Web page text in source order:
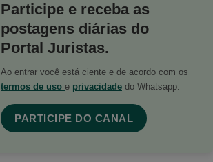
Participe e receba as
postagens diárias do
Portal Juristas.
Ao entrar você está ciente e de acordo com os
termos de uso e privacidade do Whatsapp.
PARTICIPE DO CANAL